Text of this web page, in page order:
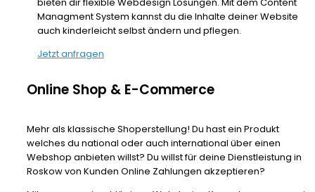
Managment System kannst du die Inhalte deiner Website
auch kinderleicht selbst ändern und pflegen.
Jetzt anfragen
Online Shop & E-Commerce
Mehr als klassische Shoperstellung! Du hast ein Produkt
welches du national oder auch international über einen
Webshop anbieten willst? Du willst für deine Dienstleistung in
Roskow von Kunden Online Zahlungen akzeptieren?